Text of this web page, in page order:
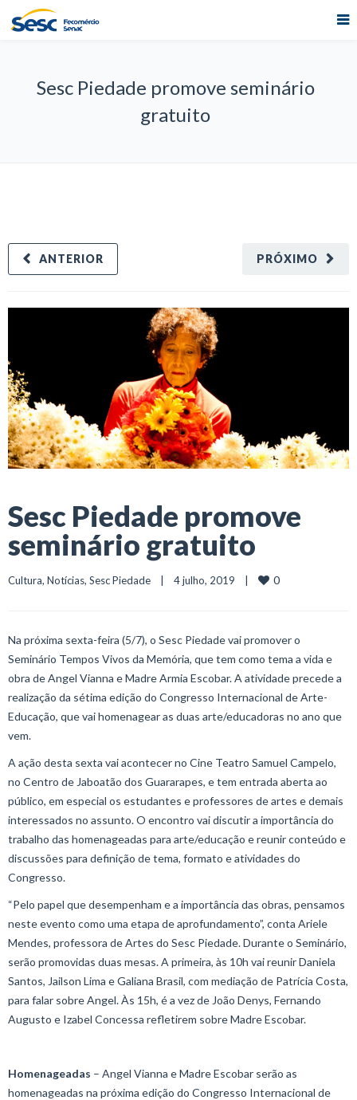
Sesc Piedade promove seminário
gratuito
PRÓXIMO
ANTERIOR
Sesc Piedade promove
seminário gratuito
Cultura, Notícias, Sesc Piedade
    |    4 julho, 2019    |
0
Na próxima sexta-feira (5/7), o Sesc Piedade vai promover o
Seminário Tempos Vivos da Memória, que tem como tema a vida e
obra de Angel Vianna e Madre Armia Escobar. A atividade precede a
realização da sétima edição do Congresso Internacional de Arte-
Educação, que vai homenagear as duas arte/educadoras no ano que
vem.
A ação desta sexta vai acontecer no Cine Teatro Samuel Campelo,
no Centro de Jaboatão dos Guararapes, e tem entrada aberta ao
público, em especial os estudantes e professores de artes e demais
interessados no assunto. O encontro vai discutir a importância do
trabalho das homenageadas para arte/educação e reunir conteúdo e
discussões para definição de tema, formato e atividades do
Congresso.
“Pelo papel que desempenham e a importância das obras, pensamos
neste evento como uma etapa de aprofundamento”, conta Ariele
Mendes, professora de Artes do Sesc Piedade. Durante o Seminário,
serão promovidas duas mesas. A primeira, às 10h vai reunir Daniela
Santos, Jailson Lima e Galiana Brasil, com mediação de Patrícia Costa,
para falar sobre Angel. Às 15h, é a vez de João Denys, Fernando
Augusto e Izabel Concessa refletirem sobre Madre Escobar.
Homenageadas – Angel Vianna e Madre Escobar serão as
homenageadas na próxima edição do Congresso Internacional de